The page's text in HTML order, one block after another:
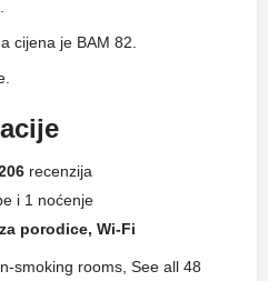
cijena je BAM 82.
recenzija
i 1 noćenje
porodice, Wi-Fi
smoking rooms, See all 48